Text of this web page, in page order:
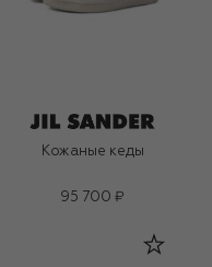
Кожаные кеды
95 700 ₽